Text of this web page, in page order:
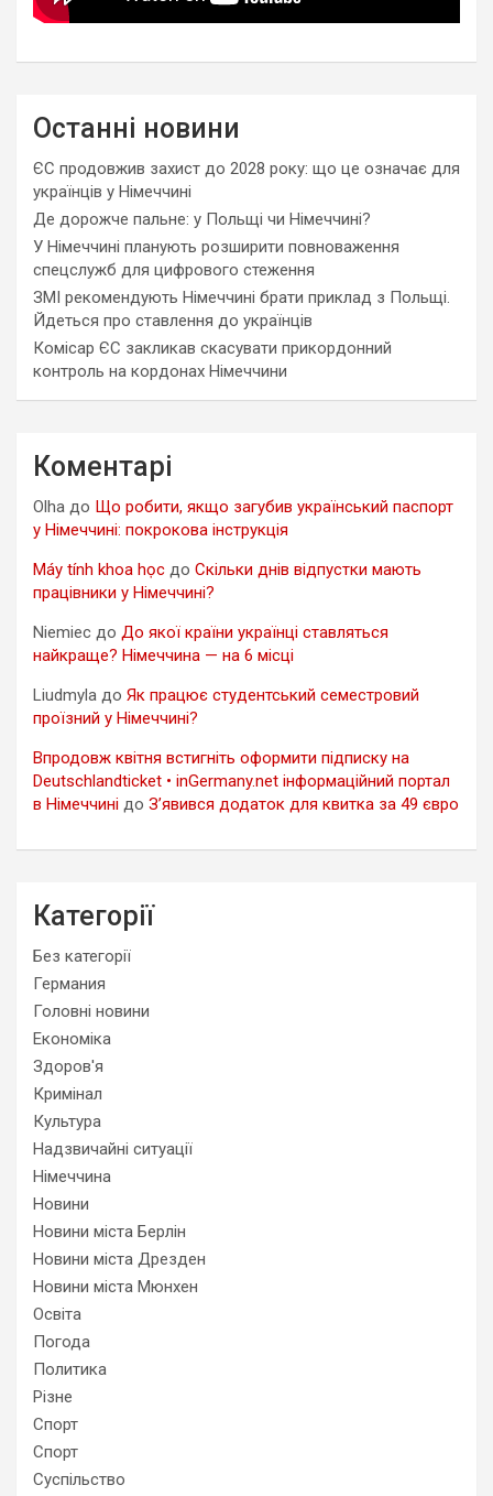
Останні новини
ЄС продовжив захист до 2028 року: що це означає для
українців у Німеччині
Де дорожче пальне: у Польщі чи Німеччині?
У Німеччині планують розширити повноваження
спецслужб для цифрового стеження
ЗМІ рекомендують Німеччині брати приклад з Польщі.
Йдеться про ставлення до українців
Комісар ЄС закликав скасувати прикордонний
контроль на кордонах Німеччини
Коментарі
Olha до Що робити, якщо загубив український паспорт
у Німеччині: покрокова інструкція
Máy tính khoa học до Скільки днів відпустки мають
працівники у Німеччині?
Niemiec до До якої країни українці ставляться
найкраще? Німеччина — на 6 місці
Liudmyla до Як працює студентський семестровий
проїзний у Німеччині?
Впродовж квітня встигніть оформити підписку на
Deutschlandticket • inGermany.net інформаційний портал
в Німеччині до З’явився додаток для квитка за 49 євро
Категорії
Без категорії
Германия
Головні новини
Економіка
Здоров'я
Кримінал
Культура
Надзвичайні ситуації
Німеччина
Новини
Новини міста Берлін
Новини міста Дрезден
Новини міста Мюнхен
Освіта
Погода
Политика
Різне
Спорт
Спорт
Суспільство